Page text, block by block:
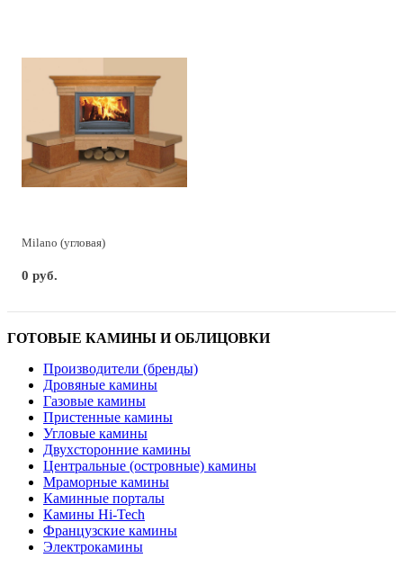
Milano (угловая)
0 руб.
ГОТОВЫЕ КАМИНЫ И ОБЛИЦОВКИ
Производители (бренды)
Дровяные камины
Газовые камины
Пристенные камины
Угловые камины
Двухсторонние камины
Центральные (островные) камины
Мраморные камины
Каминные порталы
Камины Hi-Tech
Французские камины
Электрокамины